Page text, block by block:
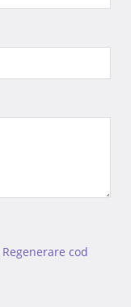
Regenerare cod